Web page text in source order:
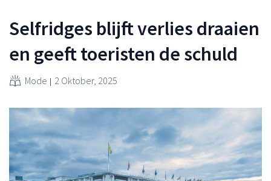
Selfridges blijft verlies draaien
en geeft toeristen de schuld
Mode 2 Oktober, 2025